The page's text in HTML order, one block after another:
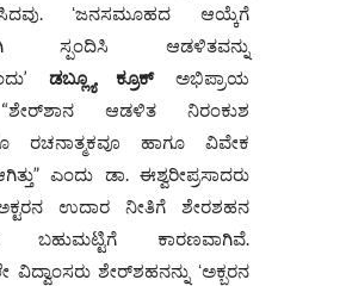
ʻಜನಸಮೂಹದ ಆಯ್ಕೆಗೆ
ಸ್ಪಂದಿಸಿ ಆಡಳಿತವನ್ನು
ಡಬ್ಲ್ಯೂ ಕ್ರೂಕ್ಅಭಿಪ್ರಾಯ
“ಶೇರ್‌ಶಾನ ಆಡಳಿತ ನಿರಂಕುಶ
ರಚನಾತ್ಮಕವೂ ಹಾಗೂ ವಿವೇಕ
ಎಂದು ಡಾ. ಈಶ್ವರೀಪ್ರಸಾದರು
ಅಕ್ಟರನ ಉದಾರ ನೀತಿಗೆ ಶೇರಶಹನ
ಬಹುಮಟ್ಟಿಗೆ ಕಾರಣವಾಗಿವೆ.
ಶೇರ್‌ಶಹನನ್ನು ʻಅಕ್ಬರನ